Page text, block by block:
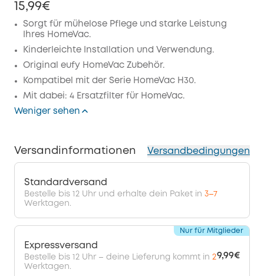
15,99€
Sorgt für mühelose Pflege und starke Leistung
Ihres HomeVac.
Kinderleichte Installation und Verwendung.
Original eufy HomeVac Zubehör.
Kompatibel mit der Serie HomeVac H30.
Mit dabei: 4 Ersatzfilter für HomeVac.
Weniger sehen
Versandinformationen Versandbedingungen
Standardversand
Bestelle bis 12 Uhr und erhalte dein Paket in 3–7
Werktagen.
Expressversand
Bestelle bis 12 Uhr – deine Lieferung kommt in 2
Werktagen.
9,99€
Nur für Mitglieder